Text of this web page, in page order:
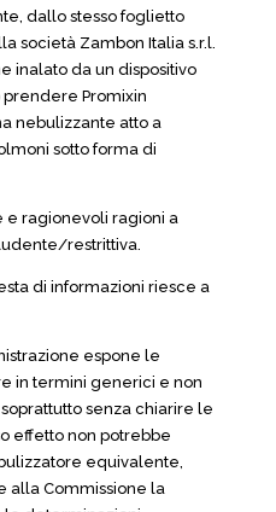
dallo stesso foglietto
società Zambon Italia s.r.l.
inalato da un dispositivo
Promixin
nebulizzante atto a
sotto forma di
e ragionevoli ragioni a
restrittiva.
di informazioni riesce a
espone le
in termini generici e non
senza chiarire le
effetto non potrebbe
equivalente,
alla Commissione la